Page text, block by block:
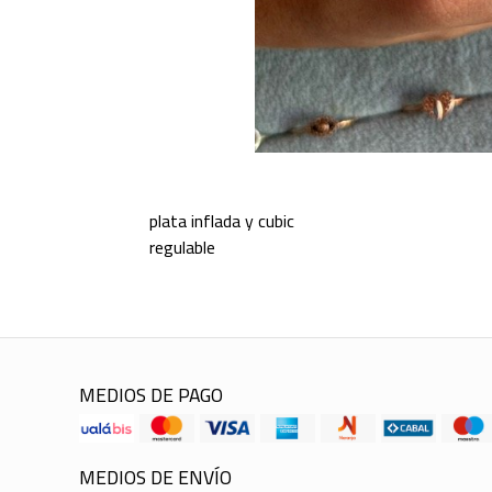
plata inflada y cubic
regulable
MEDIOS DE PAGO
MEDIOS DE ENVÍO